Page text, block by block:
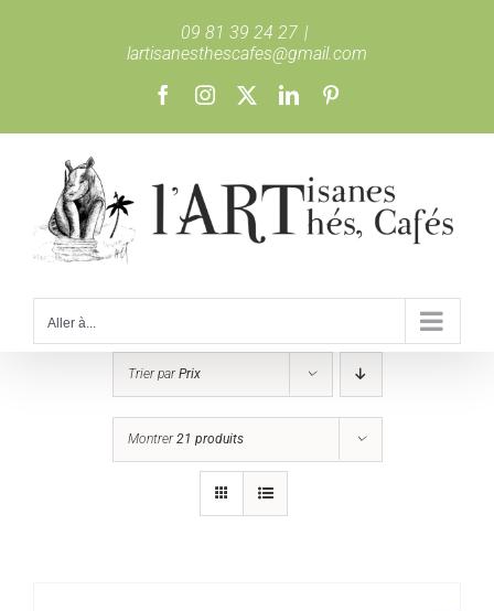
09 81 39 24 27 |
lartisanesthescafes@gmail.com
FacebookInstagram LinkedIn
Aller à...
Trier parPrix
Montrer21 produits